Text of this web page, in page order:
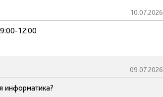
10.07.2026
12:00
09.07.2026
информатика?